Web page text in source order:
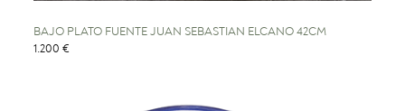
BAJO PLATO FUENTE JUAN SEBASTIAN ELCANO 42CM
1.200 €